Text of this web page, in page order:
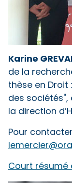
Karine
de la
thèse en Droit
des sociétés",
la direction
Pour
Court résumé